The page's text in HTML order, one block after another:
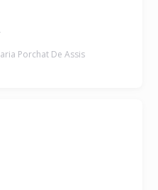
Porchat De Assis